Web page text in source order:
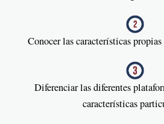
Conocer las características
Diferenciar las diferentes
características